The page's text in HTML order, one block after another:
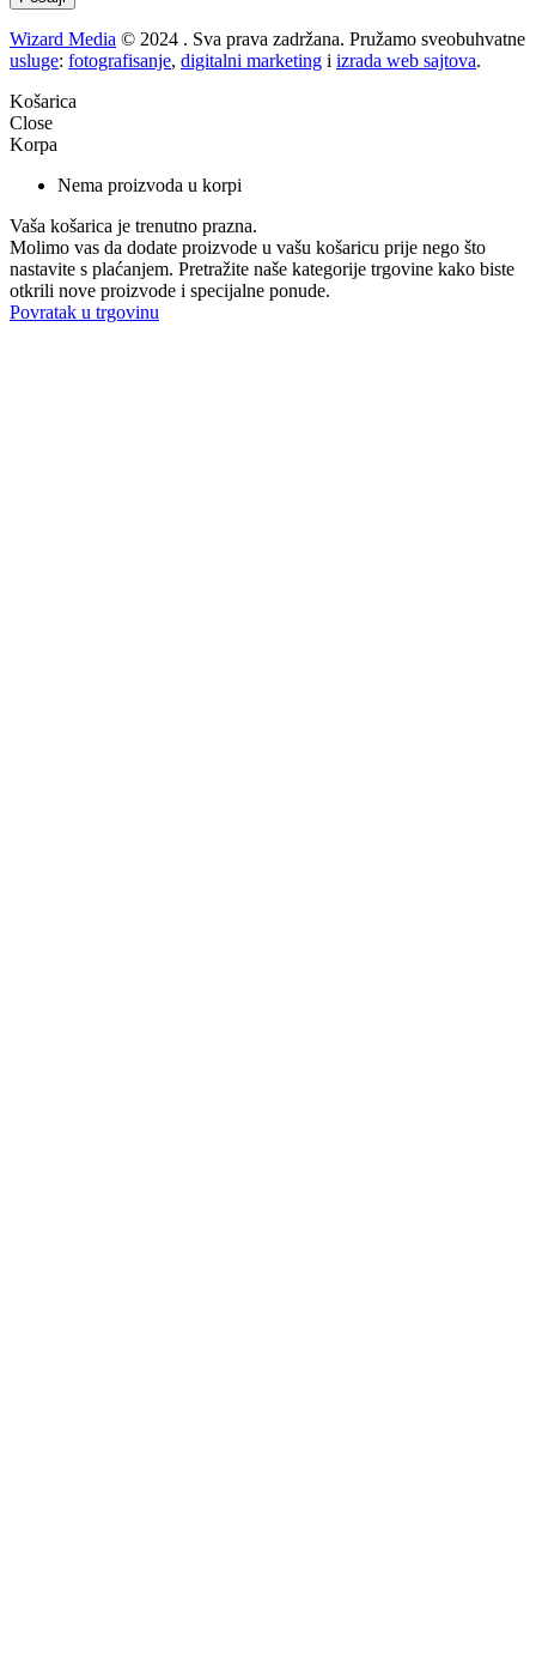
Wizard Media © 2024 . Sva prava zadržana. Pružamo sveobuhvatne
usluge: fotografisanje, digitalni marketing i izrada web sajtova.
Košarica
Close
Korpa
Nema proizvoda u korpi
Vaša košarica je trenutno prazna.
Molimo vas da dodate proizvode u vašu košaricu prije nego što
nastavite s plaćanjem. Pretražite naše kategorije trgovine kako biste
otkrili nove proizvode i specijalne ponude.
Povratak u trgovinu